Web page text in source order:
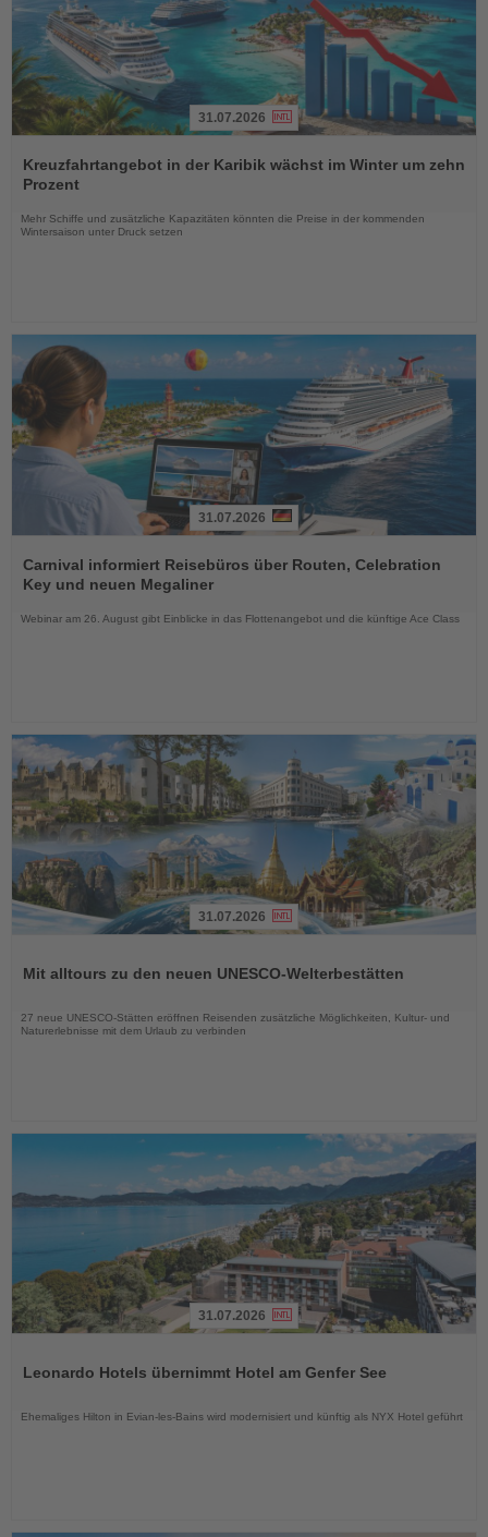
Sie
die
31.07.2026
Kreuzfahrtangebot in der Karibik wächst im Winter um zehn
Prozent
Mehr Schiffe und zusätzliche Kapazitäten könnten die Preise in der kommenden
Wintersaison unter Druck setzen
Sie
die
Nachrichten
31.07.2026
Carnival informiert Reisebüros über Routen, Celebration
Key und neuen Megaliner
Webinar am 26. August gibt Einblicke in das Flottenangebot und die künftige Ace Class
die
31.07.2026
Mit alltours zu den neuen UNESCO-Welterbestätten
27 neue UNESCO-Stätten eröffnen Reisenden zusätzliche Möglichkeiten, Kultur- und
Naturerlebnisse mit dem Urlaub zu verbinden
die
31.07.2026
Leonardo Hotels übernimmt Hotel am Genfer See
Ehemaliges Hilton in Evian-les-Bains wird modernisiert und künftig als NYX Hotel geführt